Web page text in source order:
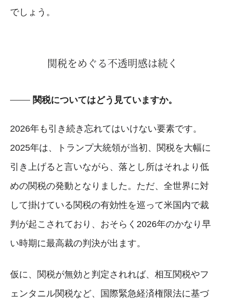
でしょう。
関税をめぐる不透明感は続く
関税についてはどう見ていますか。
2026年も引き続き忘れてはいけない要素です。
2025年は、トランプ大統領が当初、関税を大幅に
引き上げると言いながら、落とし所はそれより低
めの関税の発動となりました。ただ、全世界に対
して掛けている関税の有効性を巡って米国内で裁
判が起こされており、おそらく2026年のかなり早
い時期に最高裁の判決が出ます。
仮に、関税が無効と判定されれば、相互関税やフ
ェンタニル関税など、国際緊急経済権限法に基づ